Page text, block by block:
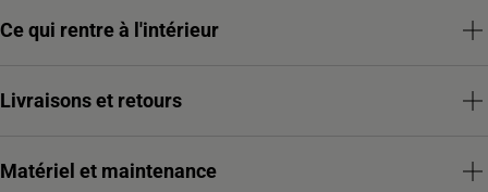
Ce qui rentre à l'intérieur
Livraisons et retours
Matériel et maintenance